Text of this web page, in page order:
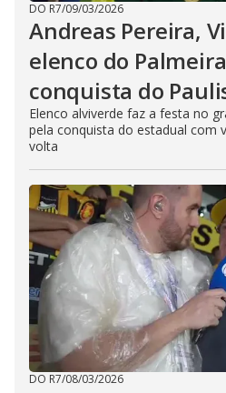
DO R7/09/03/2026
Andreas Pereira,
elenco do
conquista do
Elenco alviverde faz a festa no
pela conquista do estadual com
volta
DO R7/08/03/2026